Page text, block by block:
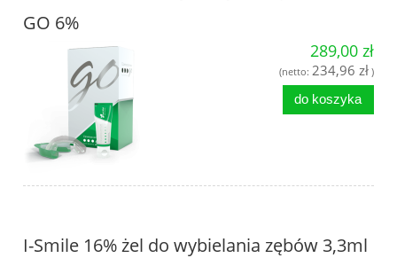
GO 6%
289,00 zł
(netto: 234,96 zł )
do koszyka
I-Smile 16% żel do wybielania zębów 3,3ml